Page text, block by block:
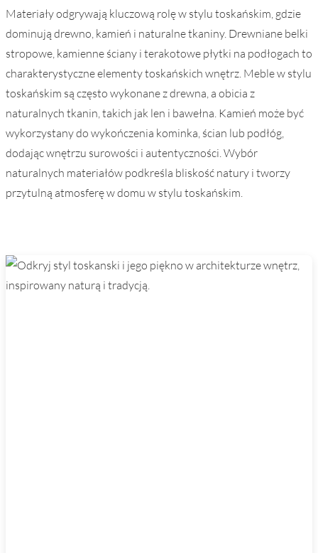
Materiały odgrywają kluczową rolę w stylu toskańskim, gdzie
dominują drewno, kamień i naturalne tkaniny. Drewniane belki
stropowe, kamienne ściany i terakotowe płytki na podłogach to
charakterystyczne elementy toskańskich wnętrz. Meble w stylu
toskańskim są często wykonane z drewna, a obicia z
naturalnych tkanin, takich jak len i bawełna. Kamień może być
wykorzystany do wykończenia kominka, ścian lub podłóg,
dodając wnętrzu surowości i autentyczności. Wybór
naturalnych materiałów podkreśla bliskość natury i tworzy
przytulną atmosferę w domu w stylu toskańskim.